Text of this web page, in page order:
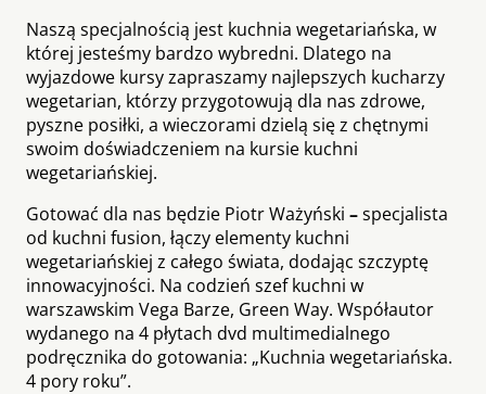
Naszą specjalnością jest kuchnia wegetariańska, w
której jesteśmy bardzo wybredni. Dlatego na
wyjazdowe kursy zapraszamy najlepszych kucharzy
wegetarian, którzy przygotowują dla nas zdrowe,
pyszne posiłki, a wieczorami dzielą się z chętnymi
swoim doświadczeniem na kursie kuchni
wegetariańskiej.
Gotować dla nas będzie Piotr Ważyński –specjalista
od kuchni fusion, łączy elementy kuchni
wegetariańskiej z całego świata, dodając szczyptę
innowacyjności. Na codzień szef kuchni w
warszawskim Vega Barze, Green Way. Współautor
wydanego na 4 płytach dvd multimedialnego
podręcznika do gotowania: „Kuchnia wegetariańska.
4 pory roku”.